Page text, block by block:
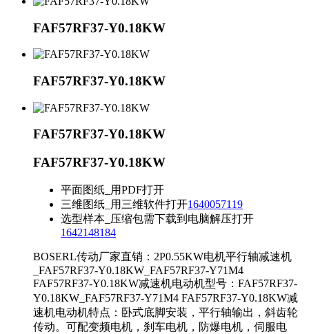
FAF57RF37-Y0.18KW
FAF57RF37-Y0.18KW
FAF57RF37-Y0.18KW
FAF57RF37-Y0.18KW
平面图纸_用PDF打开
三维图纸_用三维软件打开1640057119
选型样本_压缩包需下载到电脑解压打开
1642148184
BOSERL传动厂家直销：2P0.55KW电机平行轴减速机
_FAF57RF37-Y0.18KW_FAF57RF37-Y71M4
FAF57RF37-Y0.18KW减速机电动机型号：FAF57RF37-
Y0.18KW_FAF57RF37-Y71M4 FAF57RF37-Y0.18KW减
速机电动机特点：卧式底脚安装，平行轴输出，斜齿轮
传动。可配变频电机，刹车电机，防爆电机，伺服电